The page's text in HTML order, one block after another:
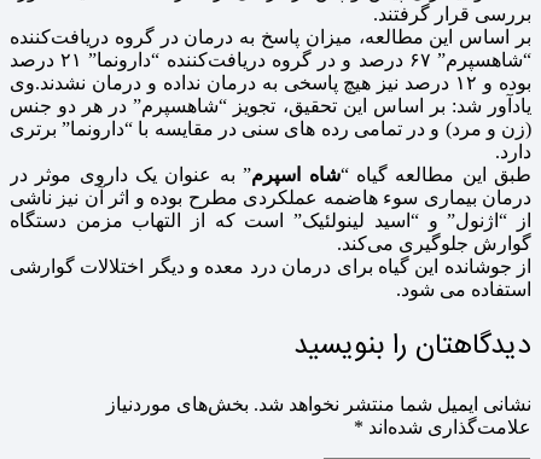
بررسی قرار گرفتند.
بر اساس این مطالعه، میزان پاسخ به درمان در گروه دریافت‌کننده
“شاهسپرم” ‪ ۶۷‬درصد و در گروه دریافت‌کننده “دارونما” ‪۲۱‬ درصد
بوده و ‪ ۱۲‬درصد نیز هیچ پاسخی به درمان نداده و درمان نشدند.وی
یادآور شد: بر اساس این تحقیق، تجویز “شاهسپرم” در هر دو جنس
(زن و مرد) و در تمامی رده های سنی در مقایسه با “دارونما” برتری
دارد.
طبق این مطالعه گیاه “شاه اسپرم” به عنوان یک داروی موثر در
درمان بیماری سوء هاضمه عملکردی مطرح بوده و اثر آن نیز ناشی
از “اژنول” و “اسید لینولئیک” است که از التهاب مزمن دستگاه
گوارش جلوگیری می‌کند.
از جوشانده این گیاه برای درمان درد معده و دیگر اختلالات گوارشی
استفاده می شود.
دیدگاهتان را بنویسید
نشانی ایمیل شما منتشر نخواهد شد. بخش‌های موردنیاز
علامت‌گذاری شده‌اند *